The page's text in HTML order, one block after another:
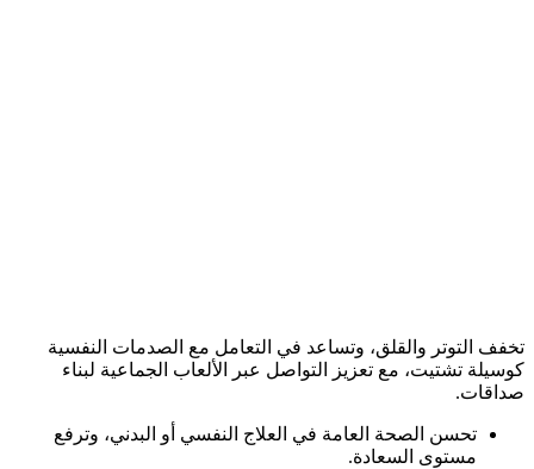
تخفف التوتر والقلق، وتساعد في التعامل مع الصدمات النفسية
كوسيلة تشتيت، مع تعزيز التواصل عبر الألعاب الجماعية لبناء
صداقات.​
تحسن الصحة العامة في العلاج النفسي أو البدني، وترفع
مستوى السعادة.​